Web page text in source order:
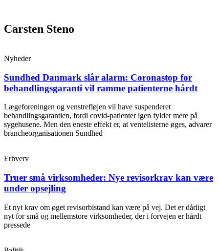
indhold
Carsten Steno
Nyheder
Sundhed Danmark slår alarm: Coronastop for
behandlingsgaranti vil ramme patienterne hårdt
Lægeforeningen og venstrefløjen vil have suspenderet
behandlingsgarantien, fordi covid-patienter igen fylder mere på
sygehusene. Men den eneste effekt er, at ventelisterne øges, advarer
brancheorganisationen Sundhed
Erhverv
Truer små virksomheder: Nye revisorkrav kan være
under opsejling
Et nyt krav om øget revisorbistand kan være på vej. Det er dårligt
nyt for små og mellemstore virksomheder, der i forvejen er hårdt
pressede